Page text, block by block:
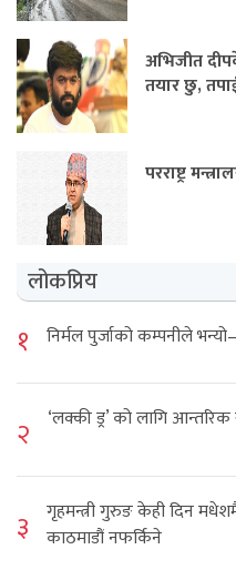
अभिजीत
तयार छु,
परराष्ट्र
लोकप्रिय
१ निर्मल पुर्जाको कम्पनीले
२ ‘लक्की ड्र’ को लागि
३
गृहमन्त्री गुरुङ केही दिन
काठमाडौं नफर्किने